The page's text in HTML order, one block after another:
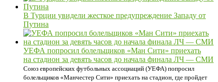
В Турции увидели жесткое предупреждение Западу от
Путина
УЕФА попросил болельщиков «Ман Сити» приехать
на стадион за девять часов до начала финала ЛЧ — СМИ
Союз европейских футбольных ассоциаций (УЕФА) попросил
болельщиков «Манчестер Сити» приехать на стадион, где пройдет